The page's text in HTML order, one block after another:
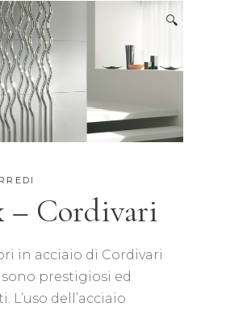
🔍
– Cordivari
in acciaio di Cordivari
prestigiosi ed
L’uso dell’acciaio